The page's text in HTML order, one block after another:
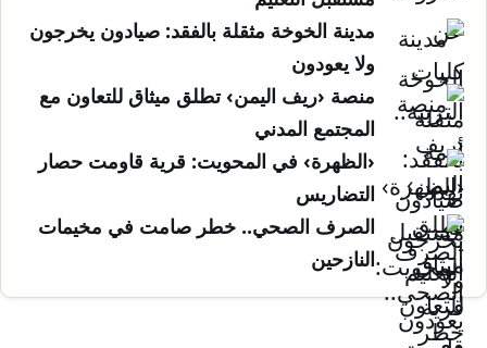
مدينة الخوخة مثقلة بالفقد: صيادون يخرجون
ولا يعودون
منصة ‹ريف اليمن› تطلق ميثاق للتعاون مع
المجتمع المدني
‹الظهرة› في المحويت: قرية قاومت حصار
التضاريس
الصرف الصحي.. خطر صامت في مخيمات
النازحين